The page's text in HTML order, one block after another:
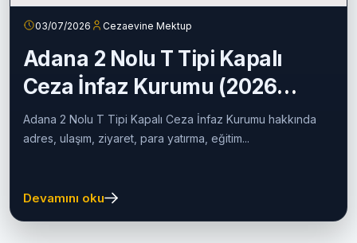
03/07/2026 Cezaevine Mektup
Adana 2 Nolu T Tipi Kapalı
Ceza İnfaz Kurumu (2026
Güncel Rehber)
Adana 2 Nolu T Tipi Kapalı Ceza İnfaz Kurumu hakkında
adres, ulaşım, ziyaret, para yatırma, eğitim...
Devamını oku